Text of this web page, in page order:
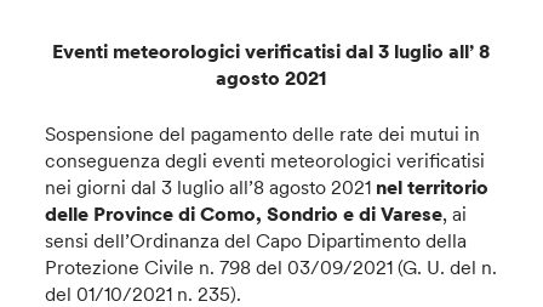
Eventi meteorologici verificatisi dal 3 luglio all’ 8
agosto 2021
Sospensione del pagamento delle rate dei mutui in
conseguenza degli eventi meteorologici verificatisi
nei giorni dal 3 luglio all’8 agosto 2021 nel territorio
delle Province di Como, Sondrio e di Varese, ai
sensi dell’Ordinanza del Capo Dipartimento della
Protezione Civile n. 798 del 03/09/2021 (G. U. del n.
del 01/10/2021 n. 235).